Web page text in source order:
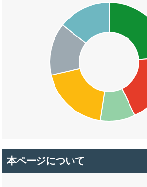
本ページについて